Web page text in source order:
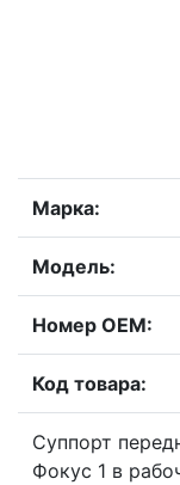
Марка:
Модель:
Номер OEM:
Код товара:
Суппорт
Фокус 1 в